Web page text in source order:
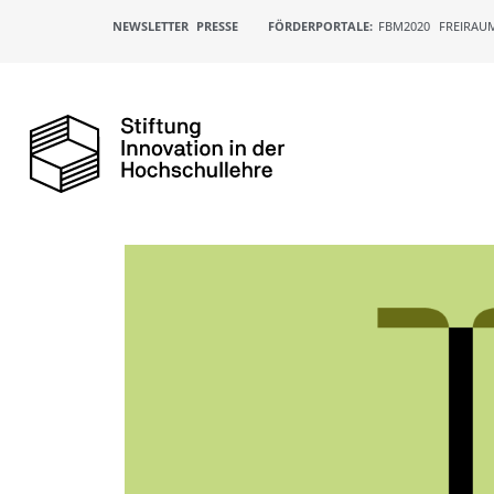
NEWSLETTER PRESSE FÖRDERPORTALE: FBM2020